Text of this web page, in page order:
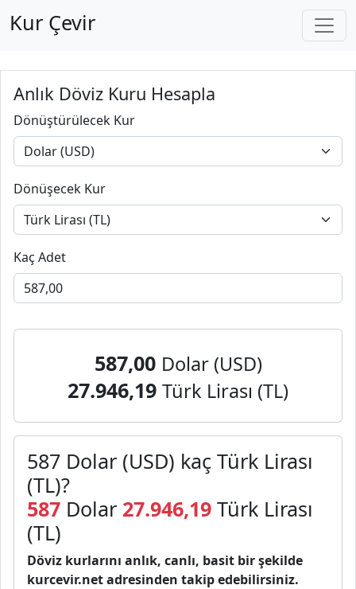
Kur Çevir
Anlık Döviz Kuru Hesapla
Dönüştürülecek Kur
Dönüşecek Kur
Kaç Adet
587,00 Dolar (USD)
27.946,19 Türk Lirası (TL)
587 Dolar (USD) kaç Türk Lirası
(TL)?
587 Dolar 27.946,19 Türk Lirası
(TL)
Döviz kurlarını anlık, canlı, basit bir şekilde
kurcevir.net adresinden takip edebilirsiniz.